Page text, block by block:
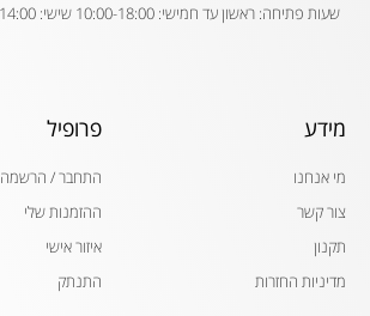
שעות פתיחה: ראשון עד חמישי: 10:00-18:00 שישי: 10:00-14:00
מידע
מי אנחנו
צור קשר
תקנון
מדיניות החזרות
פרופיל
התחבר / הרשמה
ההזמנות שלי
איזור אישי
התנתק